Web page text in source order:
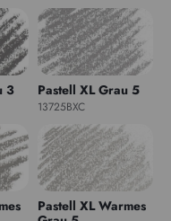
3 Pastell XL Grau 5
13725BXC
Pastell XL Warmes